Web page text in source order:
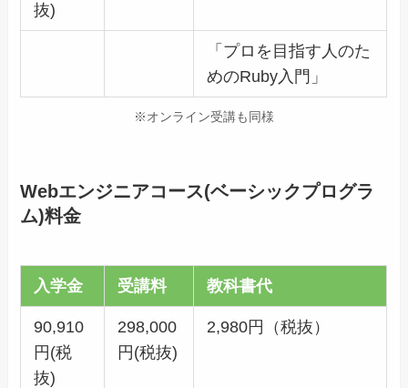
抜)
「プロを目指す人のた
めのRuby入門」
※オンライン受講も同様
Webエンジニアコース(ベーシックプログラ
ム)料金
入学金 受講料 教科書代
90,910
円(税
抜)
298,000
円(税抜)
2,980円（税抜）